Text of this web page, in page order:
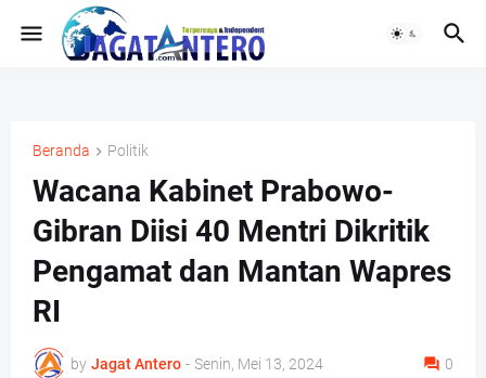
Beranda Politik
Wacana Kabinet Prabowo-
Gibran Diisi 40 Mentri Dikritik
Pengamat dan Mantan Wapres
RI
by Jagat Antero - Senin, Mei 13, 2024 0